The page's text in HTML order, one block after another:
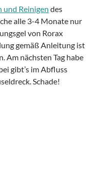
und Reinigen des
alle 3-4 Monate nur
von Rorax
gemäß Anleitung ist
Am nächsten Tag habe
gibt’s im Abfluss
Schade!